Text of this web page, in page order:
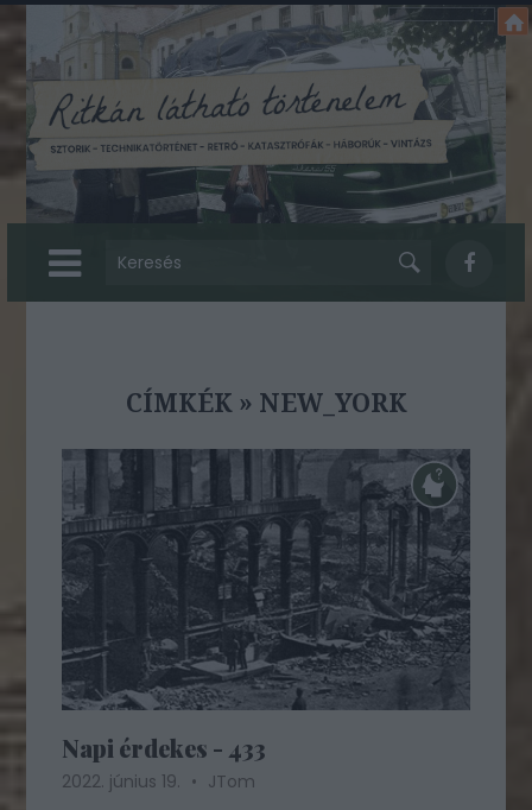
CÍMKÉK» NEW_YORK
Napi érdekes - 433
2022. június 19.
JTom